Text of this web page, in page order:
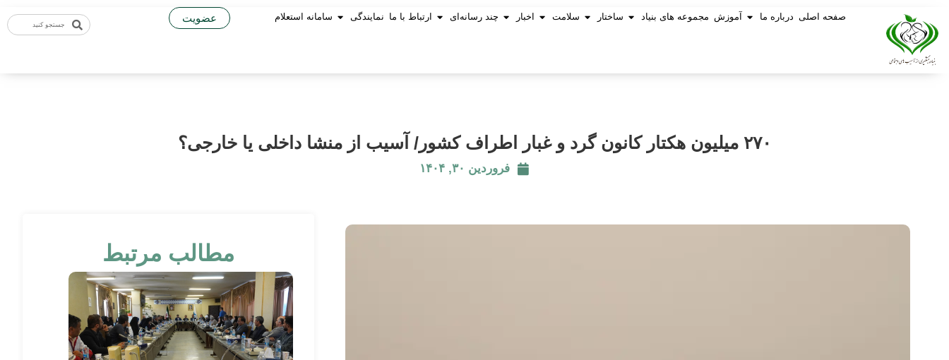
صفحه اصلی درباره ما آموزش مجموعه های بنیاد ساختار سلامت اخبار چند رسانه‌ای ارتباط با ما نمایندگی سامانه استعلام عضویت
۲۷۰ میلیون هکتار کانون گرد و غبار اطراف کشور/ آسیب از منشا داخلی یا خارجی؟
فروردین ۳۰, ۱۴۰۴
مطالب مرتبط